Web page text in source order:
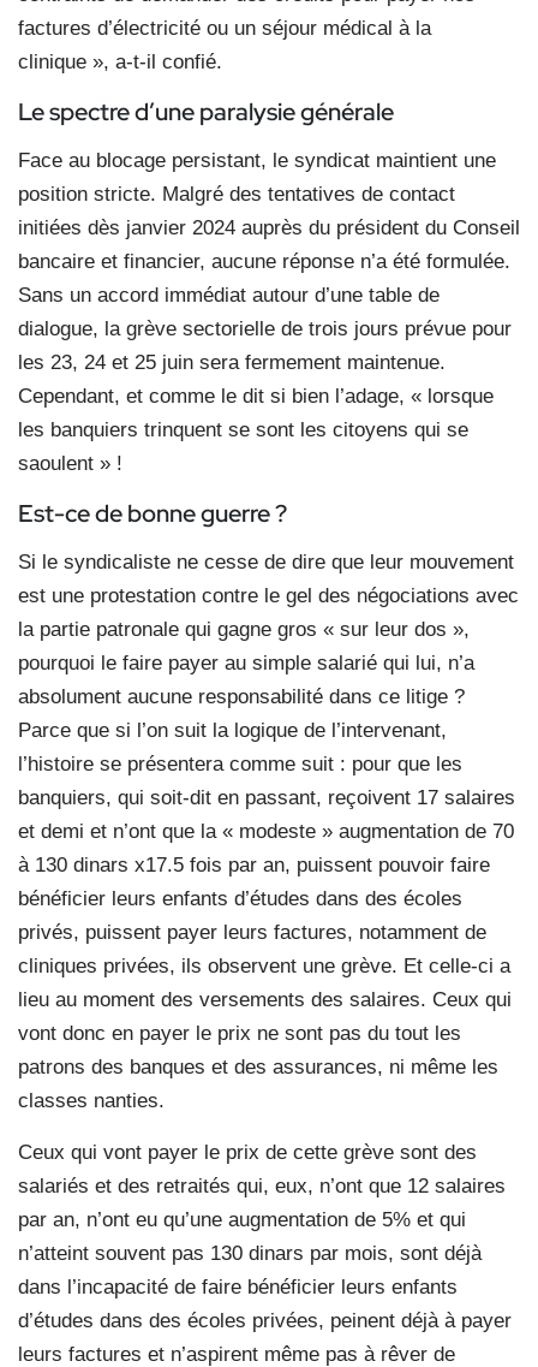
factures d’électricité ou un séjour médical à la
clinique », a-t-il confié.
Le spectre d’une paralysie générale
Face au blocage persistant, le syndicat maintient une
position stricte. Malgré des tentatives de contact
initiées dès janvier 2024 auprès du président du Conseil
bancaire et financier, aucune réponse n’a été formulée.
Sans un accord immédiat autour d’une table de
dialogue, la grève sectorielle de trois jours prévue pour
les 23, 24 et 25 juin sera fermement maintenue.
Cependant, et comme le dit si bien l’adage, « lorsque
les banquiers trinquent se sont les citoyens qui se
saoulent » !
Est-ce de bonne guerre ?
Si le syndicaliste ne cesse de dire que leur mouvement
est une protestation contre le gel des négociations avec
la partie patronale qui gagne gros « sur leur dos »,
pourquoi le faire payer au simple salarié qui lui, n’a
absolument aucune responsabilité dans ce litige ?
Parce que si l’on suit la logique de l’intervenant,
l’histoire se présentera comme suit : pour que les
banquiers, qui soit-dit en passant, reçoivent 17 salaires
et demi et n’ont que la « modeste » augmentation de 70
à 130 dinars x17.5 fois par an, puissent pouvoir faire
bénéficier leurs enfants d’études dans des écoles
privés, puissent payer leurs factures, notamment de
cliniques privées, ils observent une grève. Et celle-ci a
lieu au moment des versements des salaires. Ceux qui
vont donc en payer le prix ne sont pas du tout les
patrons des banques et des assurances, ni même les
classes nanties.
Ceux qui vont payer le prix de cette grève sont des
salariés et des retraités qui, eux, n’ont que 12 salaires
par an, n’ont eu qu’une augmentation de 5% et qui
n’atteint souvent pas 130 dinars par mois, sont déjà
dans l’incapacité de faire bénéficier leurs enfants
d’études dans des écoles privées, peinent déjà à payer
leurs factures et n’aspirent même pas à rêver de